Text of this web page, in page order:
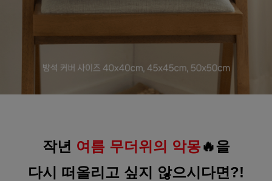
작년 여름 무더위의 악몽🔥을
다시 떠올리고 싶지 않으시다면?!